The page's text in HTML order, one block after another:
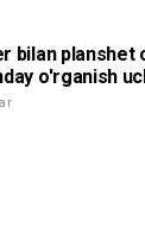
bilan planshet
o'rganish